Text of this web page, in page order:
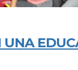
UNA